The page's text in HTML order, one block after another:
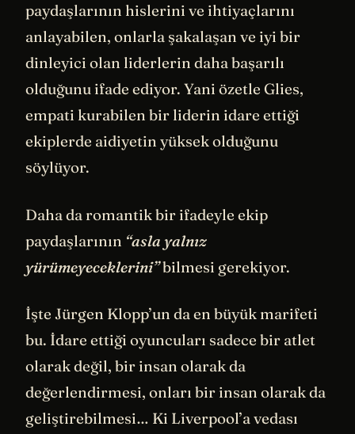
paydaşlarının hislerini ve ihtiyaçlarını
anlayabilen, onlarla şakalaşan ve iyi bir
dinleyici olan liderlerin daha başarılı
olduğunu ifade ediyor. Yani özetle Glies,
empati kurabilen bir liderin idare ettiği
ekiplerde aidiyetin yüksek olduğunu
söylüyor.
Daha da romantik bir ifadeyle ekip
paydaşlarının “asla yalnız
yürümeyeceklerini”bilmesi gerekiyor.
İşte Jürgen Klopp’un da en büyük marifeti
bu. İdare ettiği oyuncuları sadece bir atlet
olarak değil, bir insan olarak da
değerlendirmesi, onları bir insan olarak da
geliştirebilmesi… Ki Liverpool’a vedası